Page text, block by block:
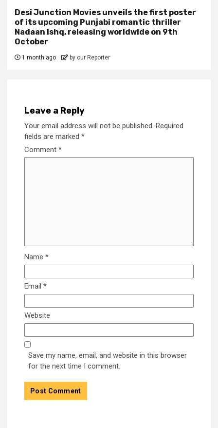
Desi Junction Movies unveils the first poster
of its upcoming Punjabi romantic thriller
Nadaan Ishq, releasing worldwide on 9th
October
1 month ago by our Reporter
Leave a Reply
Your email address will not be published. Required
fields are marked *
Comment *
Name *
Email *
Website
Save my name, email, and website in this browser
for the next time I comment.